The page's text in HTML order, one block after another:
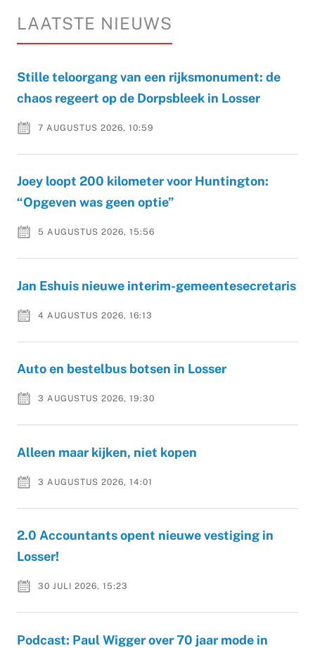
LAATSTE NIEUWS
Stille teloorgang van een rijksmonument: de
chaos regeert op de Dorpsbleek in Losser
7 AUGUSTUS 2026, 10:59
Joey loopt 200 kilometer voor Huntington:
“Opgeven was geen optie”
5 AUGUSTUS 2026, 15:56
Jan Eshuis nieuwe interim-gemeentesecretaris
4 AUGUSTUS 2026, 16:13
Auto en bestelbus botsen in Losser
3 AUGUSTUS 2026, 19:30
Alleen maar kijken, niet kopen
3 AUGUSTUS 2026, 14:01
2.0 Accountants opent nieuwe vestiging in
Losser!
30 JULI 2026, 15:23
Podcast: Paul Wigger over 70 jaar mode in